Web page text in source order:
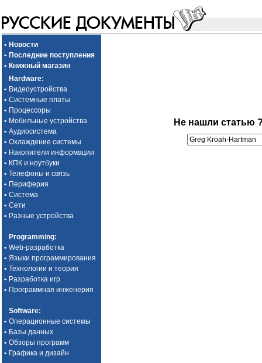
• Новости
• Последние поступления
• Книжный магазин
Hardware:
• Видеоустройства
• Системные платы
• Процессоры
• Мобильные устройства
• Аудиосистема
• Охлаждение системы
• Накопители информации
• КПК и ноутбуки
• Телефоны и связь
• Периферия
• Система
• Сети
• Разные устройства
Programming:
• Web-разработка
• Языки программирования
• Технологии и теория
• Разработка игр
• Программная инженерия
Software:
• Операционные системы
• Базы данных
• Обзоры программ
• Графика и дизайн
Не нашли статью